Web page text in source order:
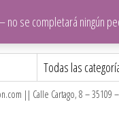
|| Calle Cartago, 8 – 35109 –
se completará ningún